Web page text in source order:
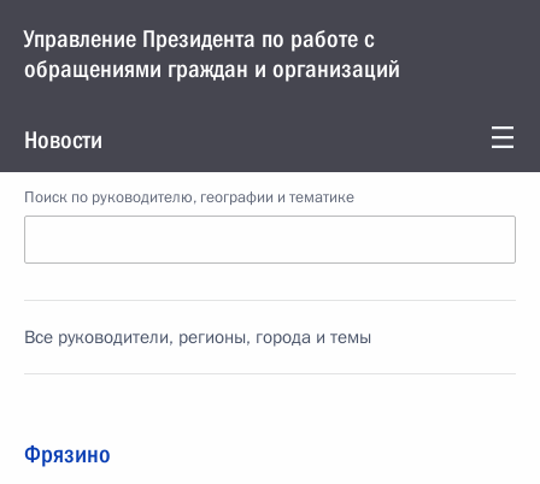
Управление Президента по работе с
обращениями граждан и организаций
Новости
Поиск по руководителю, географии и тематике
Все руководители, регионы, города и темы
Фрязино